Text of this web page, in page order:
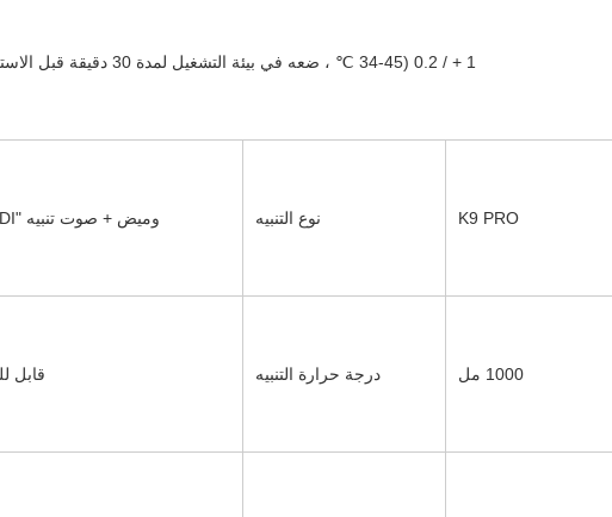
1 + / 0.2 (34-45 ℃ ، ضعه في بيئة التشغيل لمدة 30 دقيقة قبل الاستخدام)
K9 PRO نوع التنبيه وميض + صوت تنبيه "DIDIDI"
1000 مل درجة حرارة التنبيه قابل